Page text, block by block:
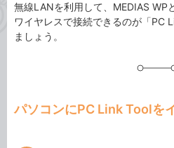
無線LANを利用して、MEDIAS WP
ワイヤレスで接続できるのが「PC
ましょう。
パソコンにPC Link Toolを